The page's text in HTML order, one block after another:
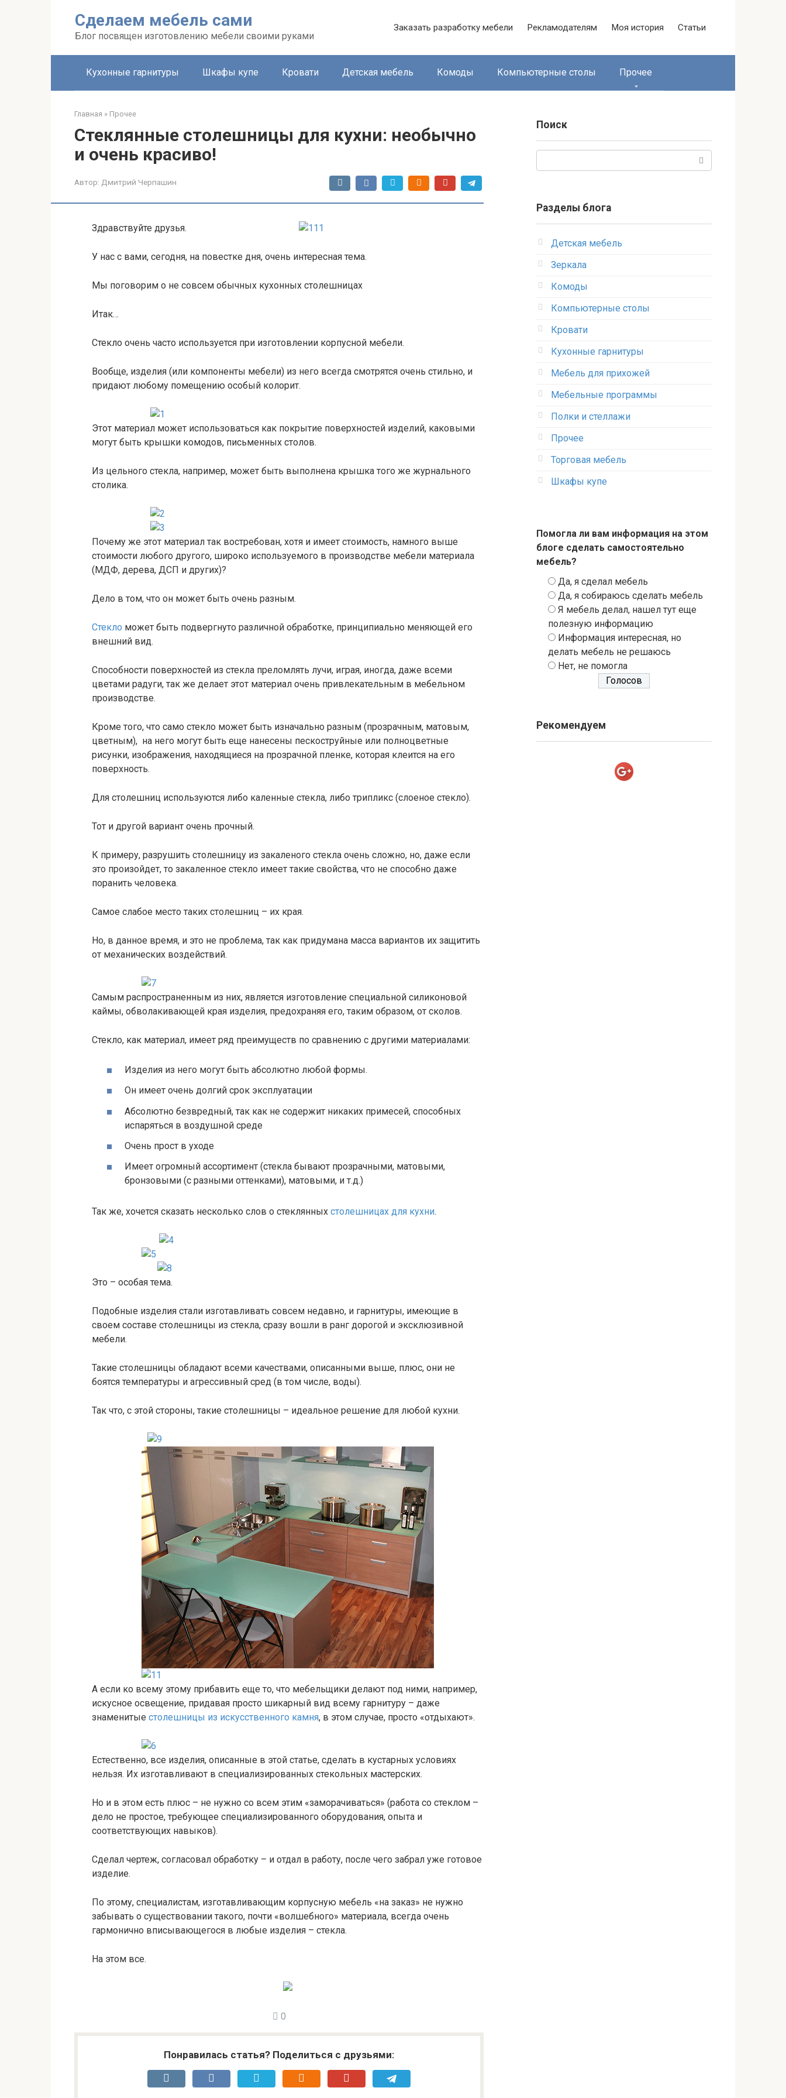
Сделаем мебель сами
Блог посвящен изготовлению мебели своими руками
Заказать разработку мебели Рекламодателям Моя история Статьи
Кухонные гарнитуры Шкафы купе Кровати Детская мебель Комоды Компьютерные столы Прочее
Главная » Прочее
Стеклянные столешницы для кухни: необычно
и очень красиво!
Автор: Дмитрий Черпашин
Здравствуйте друзья.
У нас с вами, сегодня, на повестке дня, очень интересная тема.
Мы поговорим о не совсем обычных кухонных столешницах
Итак…
Стекло очень часто используется при изготовлении корпусной мебели.
Вообще, изделия (или компоненты мебели) из него всегда смотрятся очень стильно, и
придают любому помещению особый колорит.
Этот материал может использоваться как покрытие поверхностей изделий, каковыми
могут быть крышки комодов, письменных столов.
Из цельного стекла, например, может быть выполнена крышка того же журнального
столика.
Почему же этот материал так востребован, хотя и имеет стоимость, намного выше
стоимости любого другого, широко используемого в производстве мебели материала
(МДФ, дерева, ДСП и других)?
Дело в том, что он может быть очень разным.
Стекло может быть подвергнуто различной обработке, принципиально меняющей его
внешний вид.
Способности поверхностей из стекла преломлять лучи, играя, иногда, даже всеми
цветами радуги, так же делает этот материал очень привлекательным в мебельном
производстве.
Кроме того, что само стекло может быть изначально разным (прозрачным, матовым,
цветным), на него могут быть еще нанесены пескоструйные или полноцветные
рисунки, изображения, находящиеся на прозрачной пленке, которая клеится на его
поверхность.
Для столешниц используются либо каленные стекла, либо трипликс (слоеное стекло).
Тот и другой вариант очень прочный.
К примеру, разрушить столешницу из закаленого стекла очень сложно, но, даже если
это произойдет, то закаленное стекло имеет такие свойства, что не способно даже
поранить человека.
Самое слабое место таких столешниц – их края.
Но, в данное время, и это не проблема, так как придумана масса вариантов их защитить
от механических воздействий.
Самым распространенным из них, является изготовление специальной силиконовой
каймы, обволакивающей края изделия, предохраняя его, таким образом, от сколов.
Стекло, как материал, имеет ряд преимуществ по сравнению с другими материалами:
Изделия из него могут быть абсолютно любой формы.
Он имеет очень долгий срок эксплуатации
Абсолютно безвредный, так как не содержит никаких примесей, способных
испаряться в воздушной среде
Очень прост в уходе
Имеет огромный ассортимент (стекла бывают прозрачными, матовыми,
бронзовыми (с разными оттенками), матовыми, и т.д.)
Так же, хочется сказать несколько слов о стеклянных столешницах для кухни.
Это – особая тема.
Подобные изделия стали изготавливать совсем недавно, и гарнитуры, имеющие в
своем составе столешницы из стекла, сразу вошли в ранг дорогой и эксклюзивной
мебели.
Такие столешницы обладают всеми качествами, описанными выше, плюс, они не
боятся температуры и агрессивный сред (в том числе, воды).
Так что, с этой стороны, такие столешницы – идеальное решение для любой кухни.
А если ко всему этому прибавить еще то, что мебельщики делают под ними, например,
искусное освещение, придавая просто шикарный вид всему гарнитуру – даже
знаменитые столешницы из искусственного камня, в этом случае, просто «отдыхают».
Естественно, все изделия, описанные в этой статье, сделать в кустарных условиях
нельзя. Их изготавливают в специализированных стекольных мастерских.
Но и в этом есть плюс – не нужно со всем этим «заморачиваться» (работа со стеклом –
дело не простое, требующее специализированного оборудования, опыта и
соответствующих навыков).
Сделал чертеж, согласовал обработку – и отдал в работу, после чего забрал уже готовое
изделие.
По этому, специалистам, изготавливающим корпусную мебель «на заказ» не нужно
забывать о существовании такого, почти «волшебного» материала, всегда очень
гармонично вписывающегося в любые изделия – стекла.
На этом все.
0
Понравилась статья? Поделиться с друзьями:
Поиск
Разделы блога
Детская мебель
Зеркала
Комоды
Компьютерные столы
Кровати
Кухонные гарнитуры
Мебель для прихожей
Мебельные программы
Полки и стеллажи
Прочее
Торговая мебель
Шкафы купе
Помогла ли вам информация на этом
блоге сделать самостоятельно
мебель?
Да, я сделал мебель
Да, я собираюсь сделать мебель
Я мебель делал, нашел тут еще
полезную информацию
Информация интересная, но
делать мебель не решаюсь
Нет, не помогла
Рекомендуем